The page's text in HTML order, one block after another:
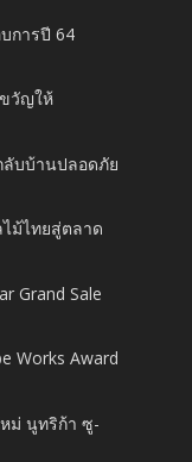
การปี 64
วัญให้
ลับบ้านปลอดภัย
ม้ไทยสู่ตลาด
Grand Sale
Works Award
ม่ นูทริก้า ซู-